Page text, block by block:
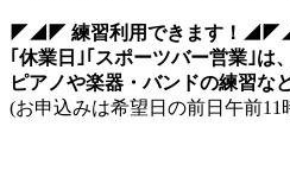
◤◢◤ 練習利用できます！
｢休業日｣｢スポーツバー営業｣は、
ピアノや楽器・バンドの練習な
(お申込みは希望日の前日午前11